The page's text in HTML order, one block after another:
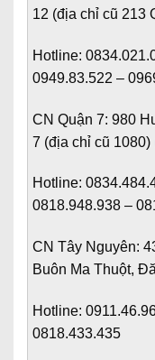
12 (địa chỉ cũ 213
Hotline:
0949.83.522 –
CN Quận 7: 980
7 (địa chỉ cũ 1080)
Hotline:
0818.948.938 –
CN Tây Nguyên:
Buôn Ma Thuột,
Hotline:
0818.433.435